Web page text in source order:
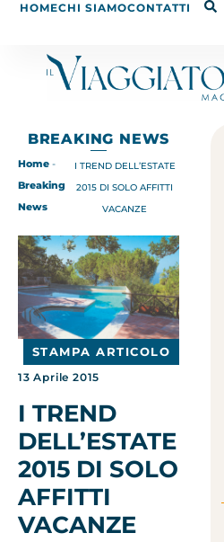
HOMECHI SIAMOCONTATTI
BREAKING NEWS
Home -
Breaking
News
I TREND DELL’ESTATE
2015 DI SOLO AFFITTI
VACANZE
STAMPA ARTICOLO
13 Aprile 2015
I TREND
DELL’ESTATE
2015 DI SOLO
AFFITTI
VACANZE